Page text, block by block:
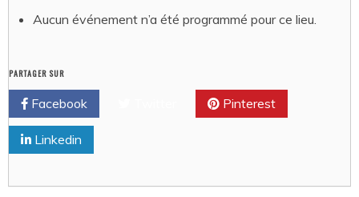
Aucun événement n’a été programmé pour ce lieu.
PARTAGER SUR
Facebook Pinterest
Linkedin